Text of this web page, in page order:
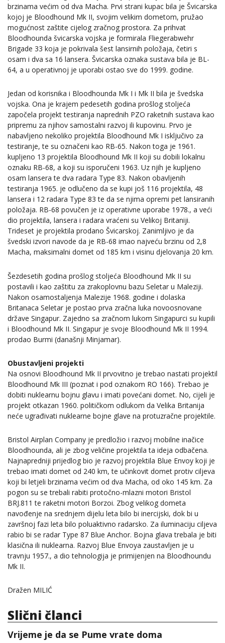
brzinama većim od dva Macha. Prvi strani kupac bila je Švicarska
kojoj je Bloodhound Mk II, svojim velikim dometom, pružao
mogućnost zaštite cijelog zračnog prostora. Za prihvat
Bloodhounda švicarska vojska je formirala Fliegerabwehr
Brigade 33 koja je pokrivala šest lansirnih položaja, četiri s
osam i dva sa 16 lansera. Švicarska oznaka sustava bila je BL-
64, a u operativnoj je uporabi ostao sve do 1999. godine.
Jedan od korisnika i Bloodhounda Mk I i Mk II bila je švedska
vojska. Ona je krajem pedesetih godina prošlog stoljeća
započela projekt testiranja naprednih PZO raketnih sustava kao
pripremu za njihov samostalni razvoj ili kupovinu. Prvo je
nabavljeno nekoliko projektila Bloodhound Mk I isključivo za
testiranje, te su označeni kao RB-65. Nakon toga je 1961.
kupljeno 13 projektila Bloodhound Mk II koji su dobili lokalnu
oznaku RB-68, a koji su isporučeni 1963. Uz njih je kupljeno
osam lansera te dva radara Type 83. Nakon obavljenih
testiranja 1965. je odlučeno da se kupi još 116 projektila, 48
lansera i 12 radara Type 83 te da se njima opremi pet lansiranih
položaja. RB-68 povučen je iz operativne uporabe 1978., a veći
dio projektila, lansera i radara vraćeni su Velikoj Britaniji.
Trideset je projektila prodano Švicarskoj. Zanimljivo je da
švedski izvori navode da je RB-68 imao najveću brzinu od 2,8
Macha, maksimalni domet od 185 km i visinu djelovanja 20 km.
Šezdesetih godina prošlog stoljeća Bloodhound Mk II su
postavili i kao zaštitu za zrakoplovnu bazu Seletar u Maleziji.
Nakon osamostaljenja Malezije 1968. godine i dolaska
Britanaca Seletar je postao prva zračna luka novoosnovane
države Singapur. Zajedno sa zračnom lukom Singapurci su kupili
i Bloodhound Mk II. Singapur je svoje Bloodhound Mk II 1994.
prodao Burmi (današnji Minjamar).
Obustavljeni projekti
Na osnovi Bloodhound Mk II prvovitno je trebao nastati projektil
Bloodhound Mk III (poznat i pod oznakom RO 166). Trebao je
dobiti nuklearnu bojnu glavu i imati povećani domet. No, cijeli je
projekt otkazan 1960. političkom odlukom da Velika Britanija
neće ugrađivati nuklearne bojne glave na protuzračne projektile.
Bristol Airplan Company je predložio i razvoj mobilne inačice
Bloodhounda, ali je zbog veličine projektila ta ideja odbačena.
Najnapredniji prijedlog bio je razvoj projektila Blue Envoy koji je
trebao imati domet od 240 km, te učinkovit domet protiv ciljeva
koji bi letjeli brzinama većim od dva Macha, od oko 145 km. Za
pogon su se trebali rabiti protočno-mlazni motori Bristol
BRJ.811 te raketni motori Borzoi. Zbog velikog dometa
navođenje na srednjem dijelu leta bilo bi inercijski, dok bi u
završnoj fazi leta bilo poluaktivno radarsko. Za iluminaciju ciljeva
rabio bi se radar Type 87 Blue Anchor. Bojna glava trebala je biti
klasična ili nuklearna. Razvoj Blue Envoya zaustavljen je u
travnju 1957., a dio tehnologija je primijenjen na Bloodhoundu
Mk II.
Dražen MILIĆ
Slični članci
Vrijeme je da se Pume vrate doma